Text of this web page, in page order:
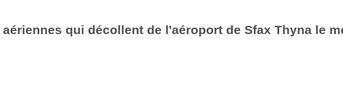
qui décollent de l'aéroport de Sfax Thyna le